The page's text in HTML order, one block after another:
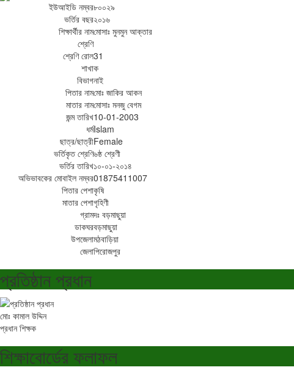
ইউআইডি নম্বর৮০০২৯
ভর্তির বছর২০১৬
শিক্ষার্থীর নামমোসাঃ মুনমুন আক্তার
শ্রেণি
শ্রেণি রোল31
শাখাক
বিভাগনাই
পিতার নামমোঃ জাকির আকন
মাতার নামমোসাঃ মনজু বেগম
জন্ম তারিখ10-01-2003
ধর্মIslam
ছাত্র/ছাত্রীFemale
ভর্তিকৃত শ্রেণি৬ষ্ঠ শ্রেণী
ভর্তির তারিখ১০-০১-২০১৪
অভিভাবকের মোবাইল নম্বর01875411007
পিতার পেশাকৃষি
মাতার পেশাগৃহিণী
গ্রামদঃ বড়মাছুয়া
ডাকঘরবড়মাছুয়া
উপজেলামঠবাড়িয়া
জেলাপিরোজপুর
প্রতিষ্ঠান প্রধান
মোঃ কামাল উদ্দিন
প্রধান শিক্ষক
শিক্ষাবোর্ডের ফলাফল